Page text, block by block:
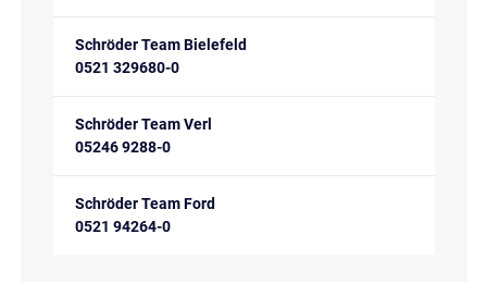
Schröder Team Bielefeld
0521 329680-0
Schröder Team Verl
05246 9288-0
Schröder Team Ford
0521 94264-0